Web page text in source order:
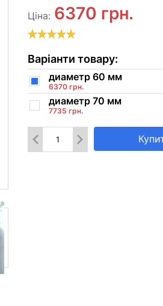
Ціна: 6370 грн.
Варіанти товару:
диаметр 60 мм
6370 грн.
диаметр 70 мм
7735 грн.